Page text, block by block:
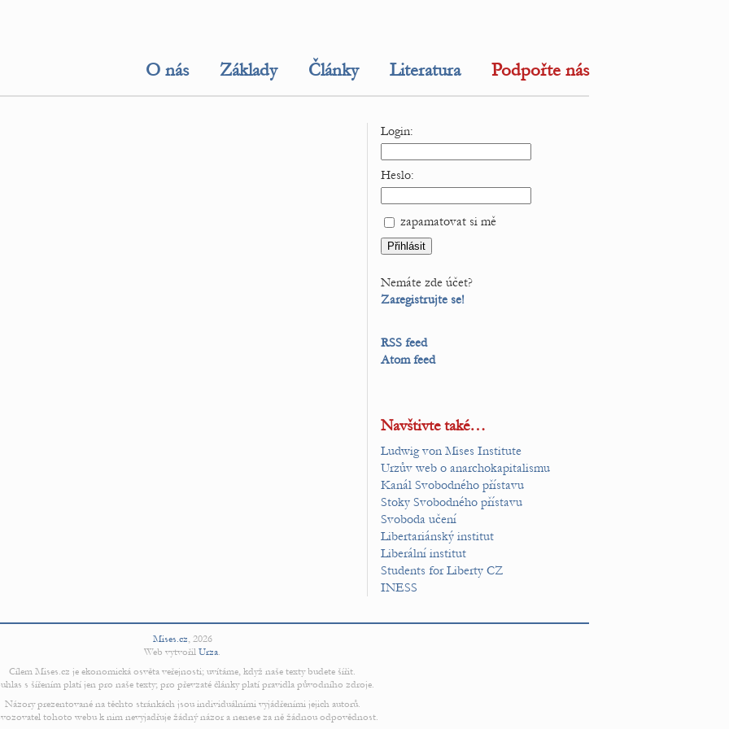
O nás Základy Články Literatura Podpořte nás
Login:
Heslo:
zapamatovat si mě
Nemáte zde účet?
Zaregistrujte se!
RSS feed
Atom feed
Navštivte také…
Ludwig von Mises Institute
Urzův web o anarchokapitalismu
Kanál Svobodného přístavu
Stoky Svobodného přístavu
Svoboda učení
Libertariánský institut
Liberální institut
Students for Liberty CZ
INESS
Mises.cz, 2026
Web vytvořil Urza.
Cílem Mises.cz je ekonomická osvěta veřejnosti; uvítáme, když naše texty budete šířit.
s šířením platí jen pro naše texty; pro převzaté články platí pravidla původního zdroje.
Názory prezentované na těchto stránkách jsou individuálními vyjádřeními jejich autorů.
tohoto webu k nim nevyjadřuje žádný názor a nenese za ně žádnou odpovědnost.